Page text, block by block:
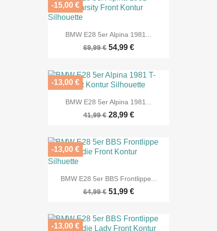
BMW E28 5er Alpina 1981...
69,99 € 54,99 €
-15,00 €
BMW E28 5er Alpina 1981...
41,99 € 28,99 €
-13,00 €
BMW E28 5er BBS Frontlippe...
64,99 € 51,99 €
-13,00 €
-13,00 €